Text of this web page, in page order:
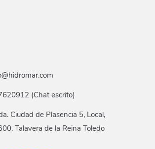
(Chat escrito)
Ciudad de Plasencia 5, Local,
Talavera de la Reina Toledo